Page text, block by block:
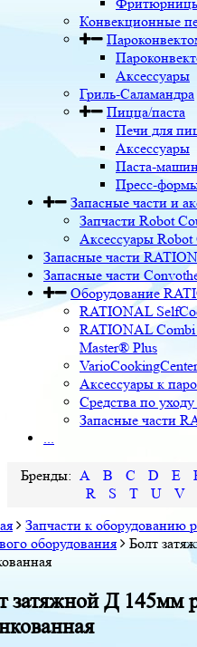
Конвекционные
Аксессуары
Гриль-Саламандра
Пицца/паста
Печи для
Аксессуары
Паста-
Пресс-
Запасные части и
Запчасти Robot
Аксессуары Robot
Запасные части
Запасные части
Оборудование
RATIONAL
RATIONAL
Master® Plus
Аксессуары к
Средства по
Запасные части
...
A B C D E
R
S T U V
Запчасти к оборудованию
оборудования
Болт
затяжной Д 145мм